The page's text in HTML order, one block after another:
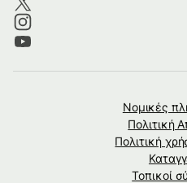
Νομικές
Πολιτική
Πολιτική
Τοπικοί